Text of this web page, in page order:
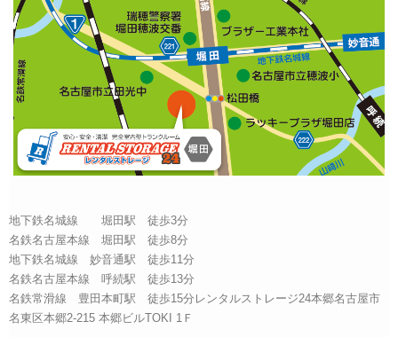
地下鉄名城線 堀田駅 徒歩3分
名鉄名古屋本線 堀田駅 徒歩8分
地下鉄名城線 妙音通駅 徒歩11分
名鉄名古屋本線 呼続駅 徒歩13分
名鉄常滑線 豊田本町駅 徒歩15分レンタルストレージ24本郷名古屋市
名東区本郷2-215 本郷ビルTOKI 1Ｆ